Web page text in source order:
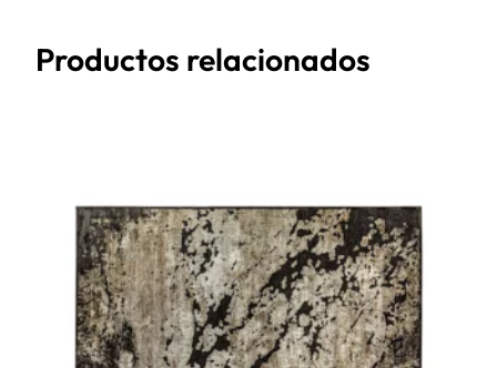
Productos relacionados